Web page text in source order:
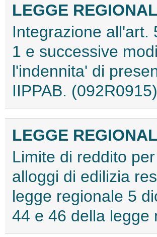
LEGGE
Integrazione all'art.
1 e successive
l'indennita' di
IIPPAB. (092R0915)
LEGGE
Limite di reddito
alloggi di edilizia
legge regionale 5
44 e 46 della legge